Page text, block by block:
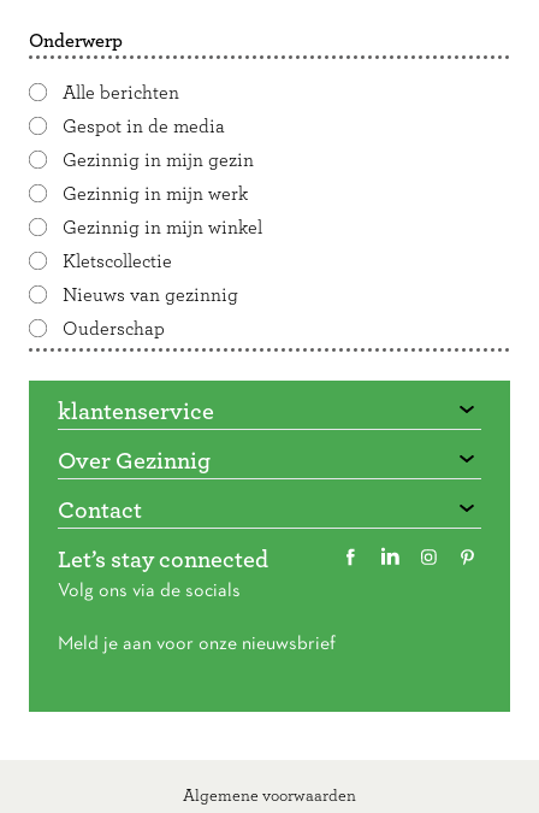
Onderwerp
Alle berichten
Gespot in de media
Gezinnig in mijn gezin
Gezinnig in mijn werk
Gezinnig in mijn winkel
Kletscollectie
Nieuws van gezinnig
Ouderschap
klantenservice
Over Gezinnig
Contact
Let’s stay connected
Volg ons via de socials
Meld je aan voor onze nieuwsbrief
Algemene voorwaarden